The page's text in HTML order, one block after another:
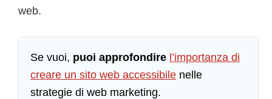
web.
Se vuoi, puoi approfondire l’importanza di
creare un sito web accessibile nelle
strategie di web marketing.